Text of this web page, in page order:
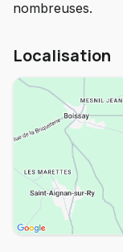
nombreuses.
Localisation